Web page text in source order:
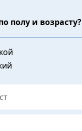
полу и возрасту?